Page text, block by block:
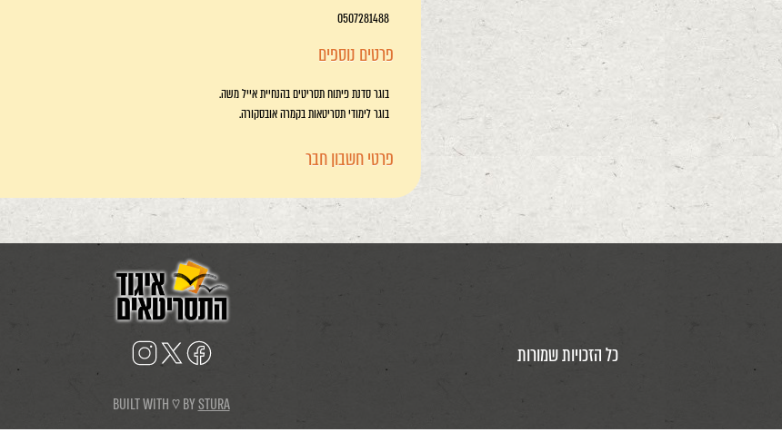
0507281488
פרטים נוספים
בוגר סדנת פיתוח תסריטים בהנחיית אייל משה.
בוגר לימודי תסריטאות בקמרה אובסקורה.
פרטי חשבון חבר
כל הזכויות שמורות
BUILT WITH ♡ BYSTURA